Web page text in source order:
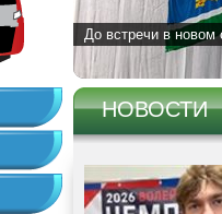
До встречи в новом
НОВОСТИ